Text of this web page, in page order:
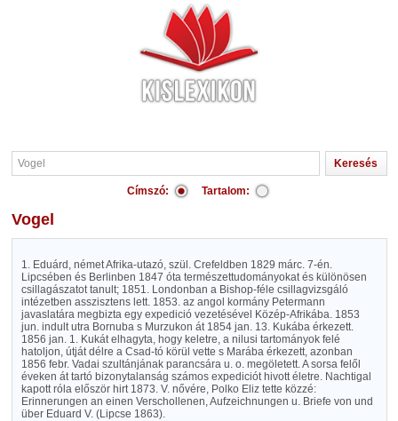
Címszó: Tartalom:
Vogel
1. Eduárd, német Afrika-utazó, szül. Crefeldben 1829 márc. 7-én.
Lipcsében és Berlinben 1847 óta természettudományokat és különösen
csillagászatot tanult; 1851. Londonban a Bishop-féle csillagvizsgáló
intézetben asszisztens lett. 1853. az angol kormány Petermann
javaslatára megbizta egy expedició vezetésével Közép-Afrikába. 1853
jun. indult utra Bornuba s Murzukon át 1854 jan. 13. Kukába érkezett.
1856 jan. 1. Kukát elhagyta, hogy keletre, a nilusi tartományok felé
hatoljon, útját délre a Csad-tó körül vette s Marába érkezett, azonban
1856 febr. Vadai szultánjának parancsára u. o. megöletett. A sorsa felől
éveken át tartó bizonytalanság számos expediciót hivott életre. Nachtigal
kapott róla először hirt 1873. V. nővére, Polko Eliz tette közzé:
Erinnerungen an einen Verschollenen, Aufzeichnungen u. Briefe von und
über Eduard V. (Lipcse 1863).